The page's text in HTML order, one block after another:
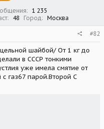
1 235
48 Город Москва
#82
шайбой/ От 1 кг до
в СССР тонкими
уже имела смятие от
газ67 парой.Второй С